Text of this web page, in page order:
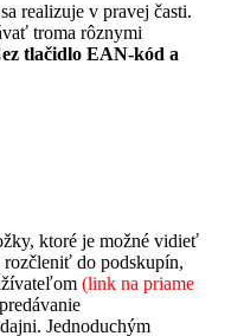
realizuje v pravej časti.
troma rôznymi
ez tlačidlo EAN-kód a
ktoré je možné vidieť
rozčleniť do podskupín,
(link na priame
Jednoduchým